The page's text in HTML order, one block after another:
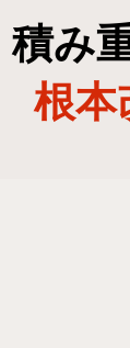
積み
根本